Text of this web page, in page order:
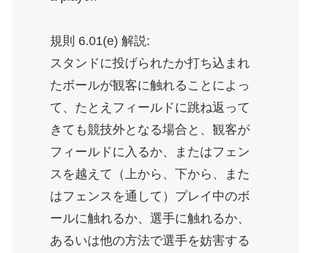
規則 6.01(e) 解説:
スタンドに投げられたか打ち込まれ
たボールが観客に触れることによっ
て、たとえフィールドに跳ね返って
きても競技外となる場合と、観客が
フィールドに入るか、またはフェン
スを越えて（上から、下から、また
はフェンスを通して）プレイ中のボ
ールに触れるか、選手に触れるか、
あるいは他の方法で選手を妨害する